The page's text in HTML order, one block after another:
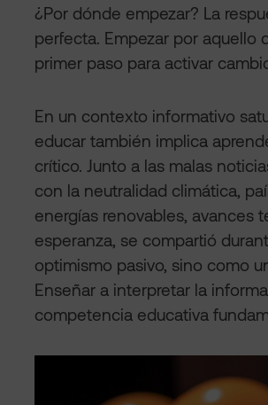
¿Por dónde empezar? La
perfecta. Empezar por aquello
primer paso para activar
En un contexto informativo
educar también implica
crítico. Junto a las malas
con la neutralidad climática,
energías renovables, avances
esperanza, se compartió
optimismo pasivo, sino como
Enseñar a interpretar la
competencia educativa